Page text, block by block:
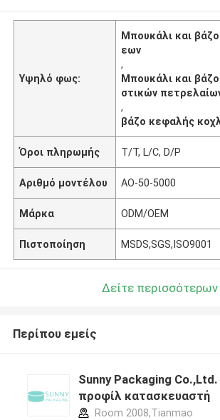
Υψηλό φως:
Μπουκάλι και βάζο
εων
,
Μπουκάλι και βάζο
στικών
,
βάζο κεφαλής
Όροι πληρωμής T/T, L/C, D/P
Αριθμό μοντέλου AO-50-5000
Μάρκα ODM/OEM
Πιστοποίηση MSDS,SGS,ISO9001
Δείτε περισσότερων
Περίπου εμείς
Sunny Packaging Co.,Ltd.
προφίλ κατασκευαστή
Room 2008,Tianmao